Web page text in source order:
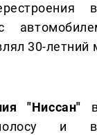
30-летний
"Ниссан"
и